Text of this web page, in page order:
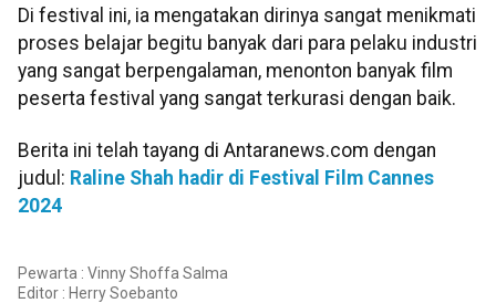
Di festival ini, ia mengatakan dirinya sangat menikmati
proses belajar begitu banyak dari para pelaku industri
yang sangat berpengalaman, menonton banyak film
peserta festival yang sangat terkurasi dengan baik.
Berita ini telah tayang di Antaranews.com dengan
judul: Raline Shah hadir di Festival Film Cannes
2024
Pewarta : Vinny Shoffa Salma
Editor : Herry Soebanto